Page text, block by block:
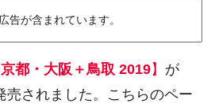
告が含まれています。
都・大阪＋鳥取 2019】 が
売されました。こちらのペー